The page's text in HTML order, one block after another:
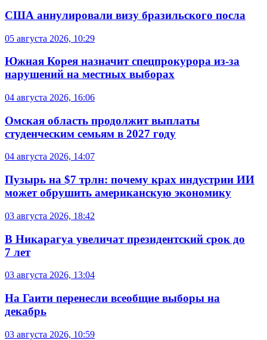
США аннулировали визу бразильского посла
05 августа 2026, 10:29
Южная Корея назначит спецпрокурора из-за
нарушений на местных выборах
04 августа 2026, 16:06
Омская область продолжит выплаты
студенческим семьям в 2027 году
04 августа 2026, 14:07
Пузырь на $7 трлн: почему крах индустрии ИИ
может обрушить американскую экономику
03 августа 2026, 18:42
В Никарагуа увеличат президентский срок до
7 лет
03 августа 2026, 13:04
На Гаити перенесли всеобщие выборы на
декабрь
03 августа 2026, 10:59